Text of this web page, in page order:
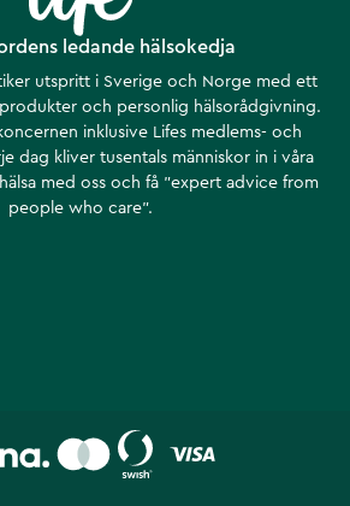
ledande hälsokedja
utspritt i Sverige och Norge med ett
och personlig hälsorådgivning.
inklusive Lifes medlems- och
dag kliver tusentals människor in i våra
med oss och få ”expert advice from
people who care”.